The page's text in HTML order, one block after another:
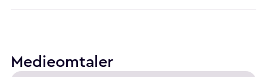
Medieomtaler